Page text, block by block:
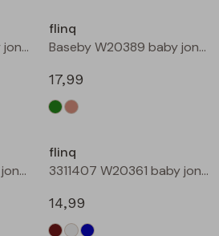
3311401 W20343 baby jongens sweater Petrol
flinq
Baseby W20389 baby jongens vest Bottle
17,99
Baseby W20389 baby jongens vest Taupe
flinq
3311407 W20361 baby jongens sweater Bruin donker
14,99